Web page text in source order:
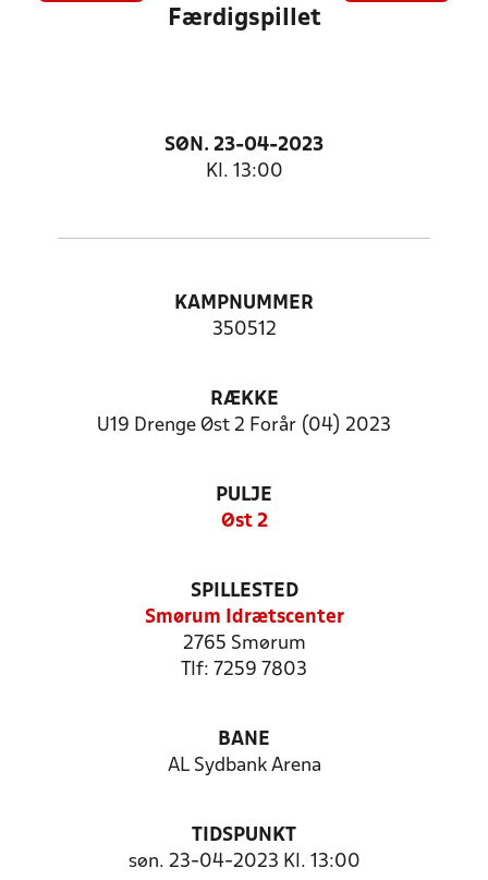
Færdigspillet
SØN. 23-04-2023
Kl. 13:00
KAMPNUMMER
350512
RÆKKE
U19 Drenge Øst 2 Forår (04) 2023
PULJE
Øst 2
SPILLESTED
Smørum Idrætscenter
2765 Smørum
Tlf: 7259 7803
BANE
AL Sydbank Arena
TIDSPUNKT
søn. 23-04-2023 Kl. 13:00